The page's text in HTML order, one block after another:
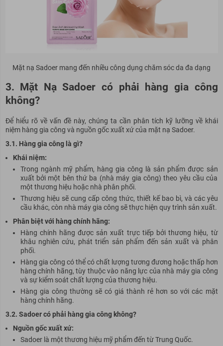
Mặt nạ Sadoer mang đến nhiều công dụng chăm sóc da đa dạng
3. Mặt Nạ Sadoer có phải hàng gia công
không?
Để hiểu rõ về vấn đề này, chúng ta cần phân tích kỹ lưỡng về khái
niệm hàng gia công và nguồn gốc xuất xứ của mặt nạ Sadoer.
3.1. Hàng gia công là gì?
Khái niệm:
Trong ngành mỹ phẩm, hàng gia công là sản phẩm được sản
xuất bởi một bên thứ ba (nhà máy gia công) theo yêu cầu của
một thương hiệu hoặc nhà phân phối.
Thương hiệu sẽ cung cấp công thức, thiết kế bao bì, và các yêu
cầu khác, còn nhà máy gia công sẽ thực hiện quy trình sản xuất.
Phân biệt với hàng chính hãng:
Hàng chính hãng được sản xuất trực tiếp bởi thương hiệu, từ
khâu nghiên cứu, phát triển sản phẩm đến sản xuất và phân
phối.
Hàng gia công có thể có chất lượng tương đương hoặc thấp hơn
hàng chính hãng, tùy thuộc vào năng lực của nhà máy gia công
và sự kiểm soát chất lượng của thương hiệu.
Hàng gia công thường sẽ có giá thành rẻ hơn so với các mặt
hàng chính hãng.
3.2. Sadoer có phải hàng gia công không?
Nguồn gốc xuất xứ:
Sadoer là một thương hiệu mỹ phẩm đến từ Trung Quốc.